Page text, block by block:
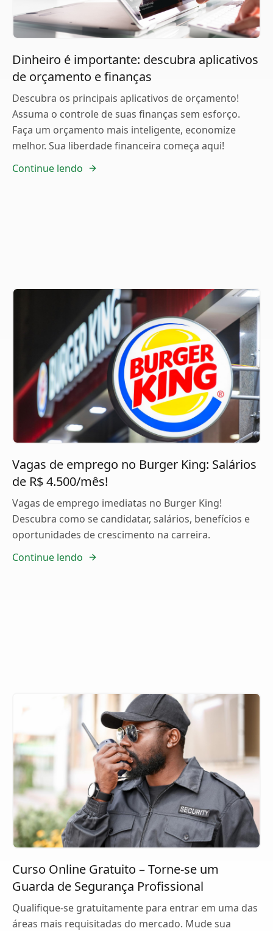
Dinheiro é importante: descubra aplicativos
de orçamento e finanças
Descubra os principais aplicativos de orçamento!
Assuma o controle de suas finanças sem esforço.
Faça um orçamento mais inteligente, economize
melhor. Sua liberdade financeira começa aqui!
Continue lendo
Vagas de emprego no Burger King: Salários
de R$ 4.500/mês!
Vagas de emprego imediatas no Burger King!
Descubra como se candidatar, salários, benefícios e
oportunidades de crescimento na carreira.
Continue lendo
Curso Online Gratuito – Torne-se um
Guarda de Segurança Profissional
Qualifique-se gratuitamente para entrar em uma das
áreas mais requisitadas do mercado. Mude sua